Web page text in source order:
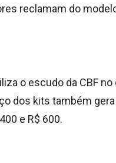
reclamam do
o escudo da CBF
dos kits também
e R$ 600.